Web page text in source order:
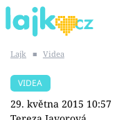
SHOPAHOLICADEL
Lajk ■ Videa
VIDEA
29. května 2015 10:57